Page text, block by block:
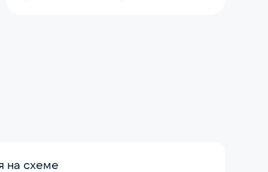
на схеме